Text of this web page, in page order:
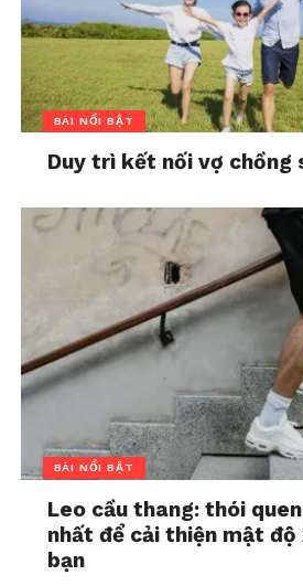
BÀI NỔI BẬT
Duy trì kết nối vợ chồng
BÀI NỔI BẬT
Leo cầu thang: thói
nhất để cải thiện mật
bạn